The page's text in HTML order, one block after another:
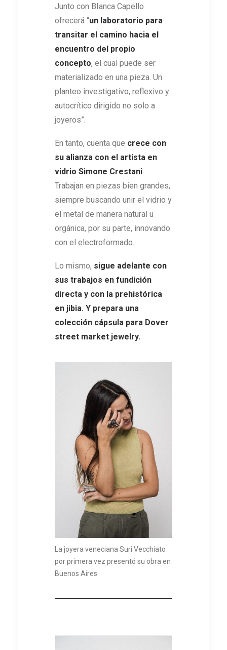
La joyera veneciana Suri Vecchiato
por primera vez presentó su obra en
Buenos Aires
Junto con BIanca Capello
ofrecerá “un laboratorio para
transitar el camino hacia el
encuentro del propio
concepto, el cual puede ser
materializado en una pieza. Un
planteo investigativo, reflexivo y
autocrítico dirigido no solo a
joyeros”.
En tanto, cuenta que crece con
su alianza con el artista en
vidrio Simone Crestani
Trabajan en piezas bien grandes,
siempre buscando unir el vidrio y
el metal de manera natural u
orgánica, por su parte, innovando
con el electroformado.
Lo mismo, sigue adelante con
sus trabajos en fundición
directa y con la prehistórica
en jibia. Y prepara una
colección cápsula para Dover
street market jewelry.